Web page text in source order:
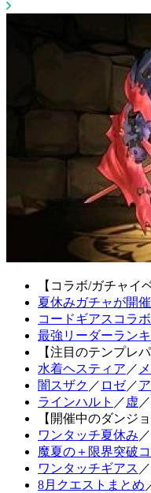
【コラボ/ガチャイ
夏休みガチャが開
コードギアスコラ
最強リーダーラン
【注目のテンプレ
水着ヘスティア ／
闇スザク ／ ロゼ／
ラインハルト ／ 虚 ／
【開催中のダンジ
ワンタッチ夏休み ／
魔夏の＋限界突破
ワンタッチギアス ／
8月クエストまとめ